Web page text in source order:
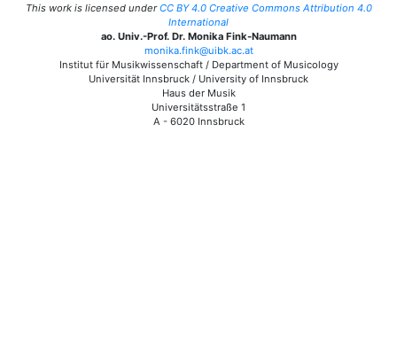
This work is licensed underCC BY 4.0 Creative Commons Attribution 4.0
International
ao. Univ.-Prof. Dr. Monika Fink-Naumann
monika.fink@uibk.ac.at
Institut für Musikwissenschaft / Department of Musicology
Universität Innsbruck / University of Innsbruck
Haus der Musik
Universitätsstraße 1
A - 6020 Innsbruck